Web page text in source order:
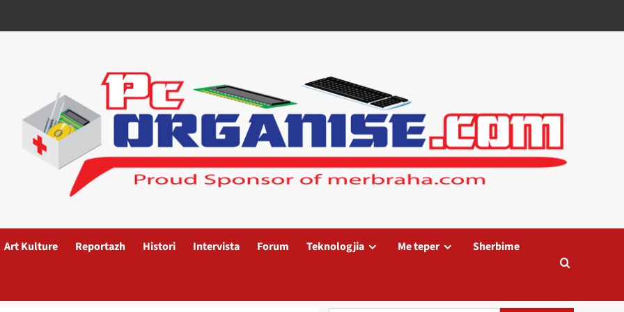
Art Kulture Reportazh Histori Intervista Forum Teknologjia Me teper Sherbime